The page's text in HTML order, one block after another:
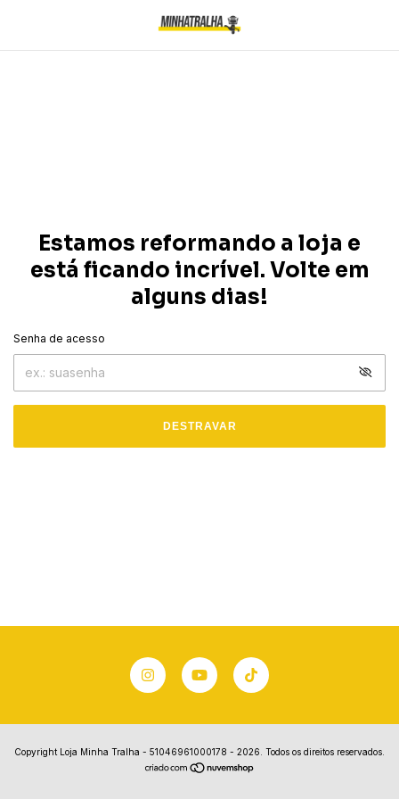
Estamos reformando a loja e
está ficando incrível. Volte em
alguns dias!
Senha de acesso
DESTRAVAR
Copyright Loja Minha Tralha - 51046961000178 - 2026. Todos os direitos reservados.